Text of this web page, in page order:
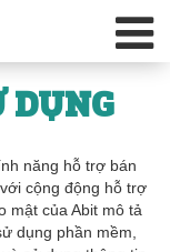
năng hỗ trợ bán
cộng động hỗ trợ
mật của Abit mô tả
dụng phần mềm,